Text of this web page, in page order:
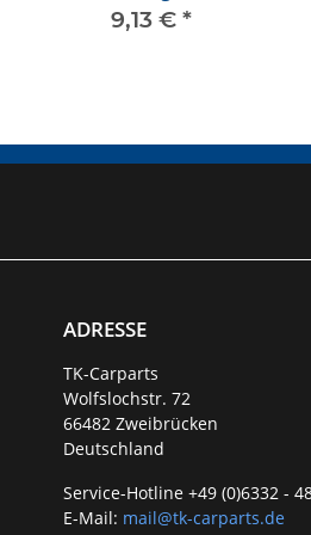
9,13 € *
ADRESSE
TK-Carparts
Wolfslochstr. 72
66482 Zweibrücken
Deutschland
Service-Hotline +49 (0)6332 -
E-Mail: mail@tk-carparts.de